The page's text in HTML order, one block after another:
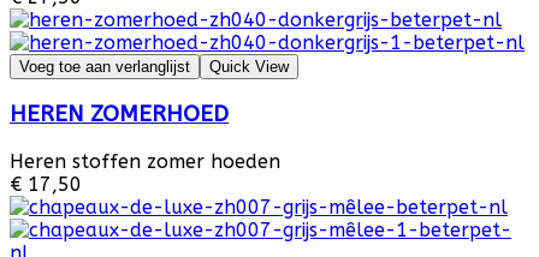
Voeg toe aan verlanglijst Quick View
HEREN ZOMERHOED
Heren stoffen zomer hoeden
€ 17,50